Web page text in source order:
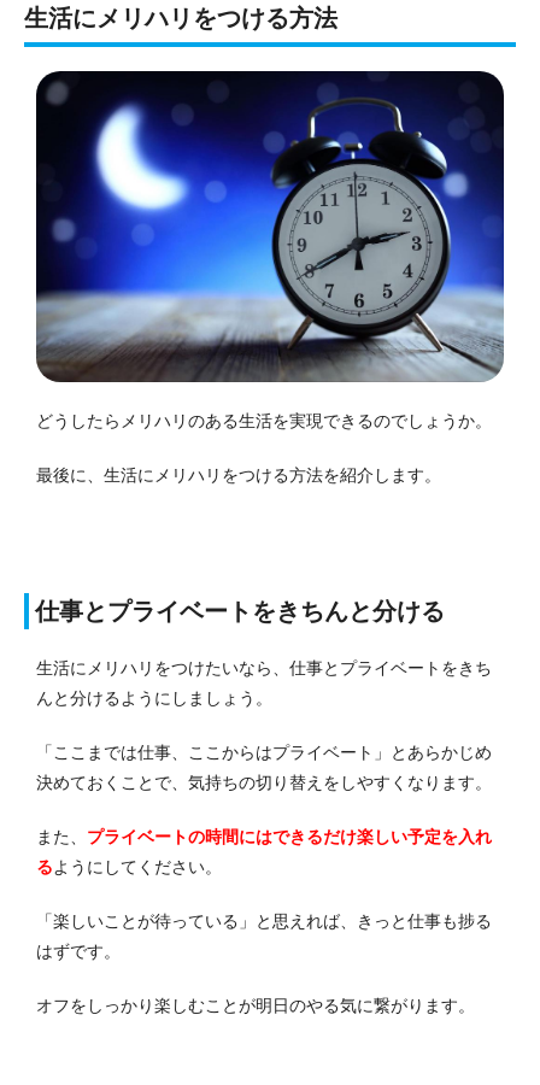
生活にメリハリをつける方法
どうしたらメリハリのある生活を実現できるのでしょうか。
最後に、生活にメリハリをつける方法を紹介します。
仕事とプライベートをきちんと分ける
生活にメリハリをつけたいなら、仕事とプライベートをきち
んと分けるようにしましょう。
「ここまでは仕事、ここからはプライベート」とあらかじめ
決めておくことで、気持ちの切り替えをしやすくなります。
また、 プライベートの時間にはできるだけ楽しい予定を入れ
るようにしてください。
「楽しいことが待っている」と思えれば、きっと仕事も捗る
はずです。
オフをしっかり楽しむことが明日のやる気に繋がります。